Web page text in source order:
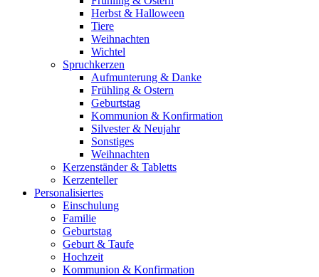
Herbst & Halloween
Tiere
Weihnachten
Wichtel
Spruchkerzen
Aufmunterung & Danke
Frühling & Ostern
Geburtstag
Kommunion & Konfirmation
Silvester & Neujahr
Sonstiges
Weihnachten
Kerzenständer & Tabletts
Kerzenteller
Personalisiertes
Einschulung
Familie
Geburtstag
Geburt & Taufe
Hochzeit
Kommunion & Konfirmation